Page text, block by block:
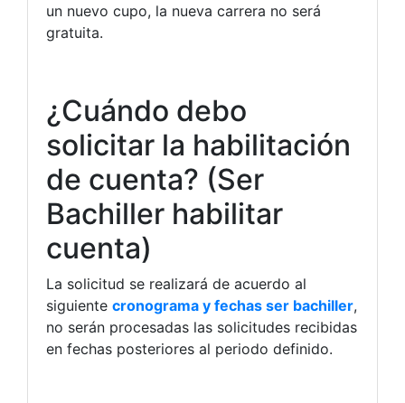
un nuevo cupo, la nueva carrera no será
gratuita.
¿Cuándo debo
solicitar la habilitación
de cuenta? (Ser
Bachiller habilitar
cuenta)
La solicitud se realizará de acuerdo al
siguiente cronograma y fechas ser bachiller,
no serán procesadas las solicitudes recibidas
en fechas posteriores al periodo definido.